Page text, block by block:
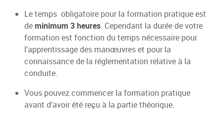
Le temps obligatoire pour la formation pratique est
de minimum 3 heures. Cependant la durée de votre
formation est fonction du temps nécessaire pour
l’apprentissage des manœuvres et pour la
connaissance de la réglementation relative à la
conduite.
Vous pouvez commencer la formation pratique
avant d’avoir été reçu à la partie théorique.